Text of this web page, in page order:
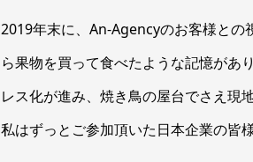
2019年末に、An-Agencyのお客様との
ら果物を買って食べたような記憶があ
レス化が進み、焼き鳥の屋台でさえ現
私はずっとご参加頂いた日本企業の皆